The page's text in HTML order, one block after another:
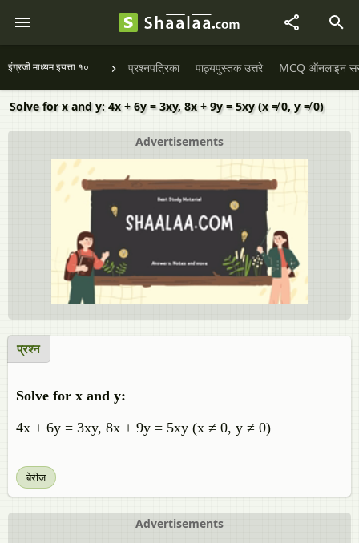
इंग्रजी माध्यम इयत्ता १० प्रश्नपत्रिका पाठ्यपुस्तक उत्तरे MCQ ऑनलाइन
Solve for x and y: 4x + 6y = 3xy, 8x + 9y = 5xy (x ≠ 0, y ≠ 0)
Advertisements
प्रश्न
Solve for x and y:
4x + 6y = 3xy, 8x + 9y = 5xy (x ≠ 0, y ≠ 0)
बेरीज
Advertisements